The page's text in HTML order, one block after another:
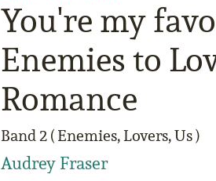
You're my
Enemies to
Romance
Band 2 ( Enemies, Lovers, Us )
Audrey Fraser